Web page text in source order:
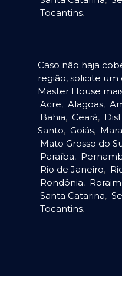
Tocantins.
Caso não haja
região, solicite
Master House
Acre, Alagoas,
Bahia, Ceará,
Santo, Goiás,
Mato Grosso do
Paraíba,
Rio de Janeiro,
Rondônia,
Santa Catarina,
Tocantins.